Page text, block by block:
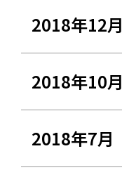
2018年12月
2018年10月
2018年7月